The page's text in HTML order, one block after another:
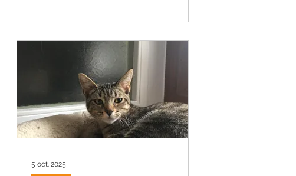
5 oct. 2025